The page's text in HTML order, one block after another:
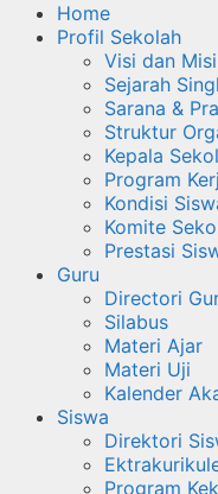
Home
Profil Sekolah
Visi dan Misi
Sejarah
Sarana &
Struktur
Kepala
Program
Kondisi
Komite
Prestasi
Guru
Directori
Silabus
Materi Ajar
Materi Uji
Kalender
Siswa
Direktori
Program